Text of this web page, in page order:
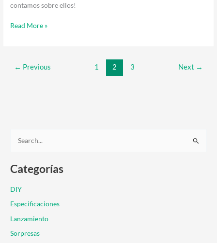
contamos sobre ellos!
Read More »
← Previous 1 2 3 Next →
s
a
r
p
o
Categorías
DIY
Especificaciones
Lanzamiento
Sorpresas